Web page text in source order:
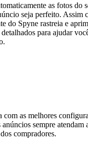
as fotos do
seja perfeito. Assim
do Spyne rastreia e
para ajudar
com as melhores
sempre atendam
compradores.